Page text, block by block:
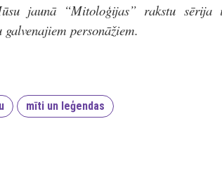
jaunā “Mitoloģijas” rakstu sērija
personāžiem.
mīti un leģendas